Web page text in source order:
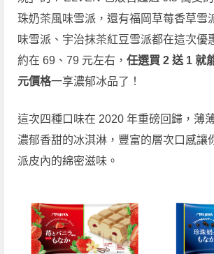
珠奶茶風味雪派，還有福岡草莓香草雪
味雪派、宇治抹茶紅豆雪派都在這次優
約在 69、79 元左右，任選買 2 送 1 就
元價格一享濃郁冰品了！
這次四種口味在 2020 年重磅回歸，薄
濃郁香甜的冰淇淋，豐富的層次口感讓
派皮內的綿密滋味。